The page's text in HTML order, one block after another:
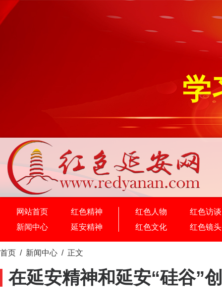
学
网站首页
红色精神
新闻中心
延安精神
红色人物
红色访谈
红色文化
红色镜头
首页 / 新闻中心 / 正文
在延安精神和延安“硅谷”